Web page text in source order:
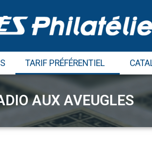
TARIF PRÉFÉRENTIEL
AUX AVEUGLES